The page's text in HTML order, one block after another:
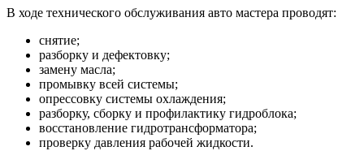
В ходе технического обслуживания авто мастера проводят:
снятие;
разборку и дефектовку;
замену масла;
промывку всей системы;
опрессовку системы охлаждения;
разборку, сборку и профилактику гидроблока;
восстановление гидротрансформатора;
проверку давления рабочей жидкости.